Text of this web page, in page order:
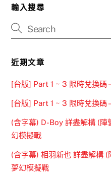
輸入搜尋
近期文章
[台版] Part 1 ~ 3 限時兌換碼
[台版] Part 1 ~ 3 限時兌換碼
(含字幕) D-Boy 詳盡解構 (陣
幻模擬戰
(含字幕) 相羽新也 詳盡解構
夢幻模擬戰